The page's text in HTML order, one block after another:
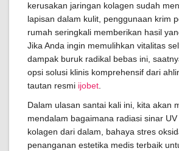
kerusakan jaringan kolagen sudah
lapisan dalam kulit, penggunaan krim
rumah seringkali memberikan hasil
Jika Anda ingin memulihkan vitalitas
dampak buruk radikal bebas ini,
opsi solusi klinis komprehensif dari
tautan resmi ijobet
Dalam ulasan santai kali ini, kita akan
mendalam bagaimana radiasi sinar
kolagen dari dalam, bahaya stres
penanganan estetika medis terbaik